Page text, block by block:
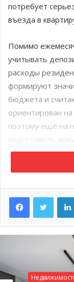
потребует
въезда в
Помимо
учитывать
расходы
формируют
бюджета и
ориентирован
поэтому еще на
подготовить
банковские
Перед тем как
жилплощади
бюджет,
магазины,